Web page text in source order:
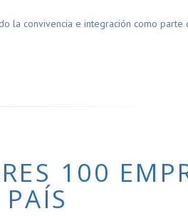
la convivencia e integración como
100